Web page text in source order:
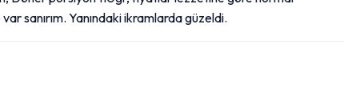
sanırım. Yanındaki ikramlarda güzeldi.